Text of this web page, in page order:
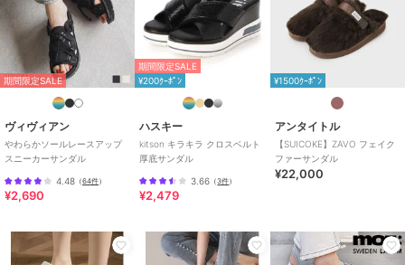
期間限定SALE
ヴィヴィアン
やわらかソールレースアップ
スニーカーサンダル
4.48 （64件）
¥2,690
期間限定SALE
¥200ｸｰﾎﾟﾝ
ハスキー
kitson キラキラ クロスベルト
厚底サンダル
3.66 （3件）
¥2,479
¥1500ｸｰﾎﾟﾝ
アンタイトル
【SUICOKE】ZAVO フェイク
ファーサンダル
¥22,000